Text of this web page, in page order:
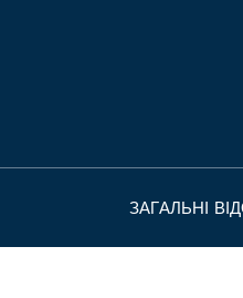
ЗАГАЛЬНІ